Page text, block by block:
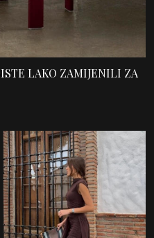
LAKO ZAMIJENILI ZA